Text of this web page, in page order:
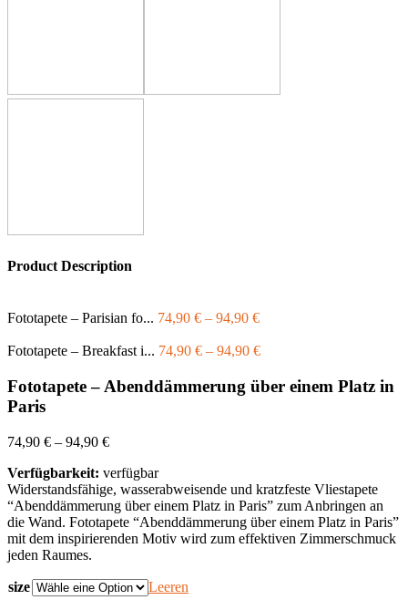
Product Description
Fototapete – Parisian fo... 74,90 € – 94,90 €
Fototapete – Breakfast i... 74,90 € – 94,90 €
Fototapete – Abenddämmerung über einem Platz in
Paris
74,90 € – 94,90 €
Verfügbarkeit: verfügbar
Widerstandsfähige, wasserabweisende und kratzfeste Vliestapete
“Abenddämmerung über einem Platz in Paris” zum Anbringen an
die Wand. Fototapete “Abenddämmerung über einem Platz in Paris”
mit dem inspirierenden Motiv wird zum effektiven Zimmerschmuck
jeden Raumes.
size Leeren